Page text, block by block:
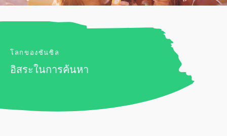
โลกของซันซิล
อิสระในการค้นหา